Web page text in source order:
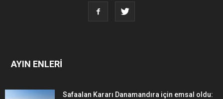
AYIN ENLERİ
Safaalan Kararı Danamandıra için emsal oldu: